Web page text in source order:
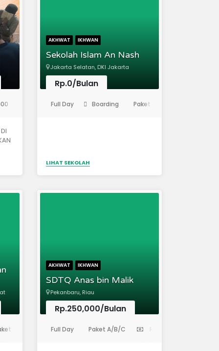
AKHWAT IKHWAN
Sekolah Islam An Nash
Jakarta Selatan, DKI Jakarta
Rp.0/Bulan
Full Day Boarding Paket A/B/C
LIHAT SEKOLAH
A/B/C Rp. 9,500,000
AKHWAT IKHWAN
SDTQ Anas bin Malik
Pekanbaru, Riau
Rp.250,000/Bulan
Full Day Paket A/B/C Rp. 3,500,000